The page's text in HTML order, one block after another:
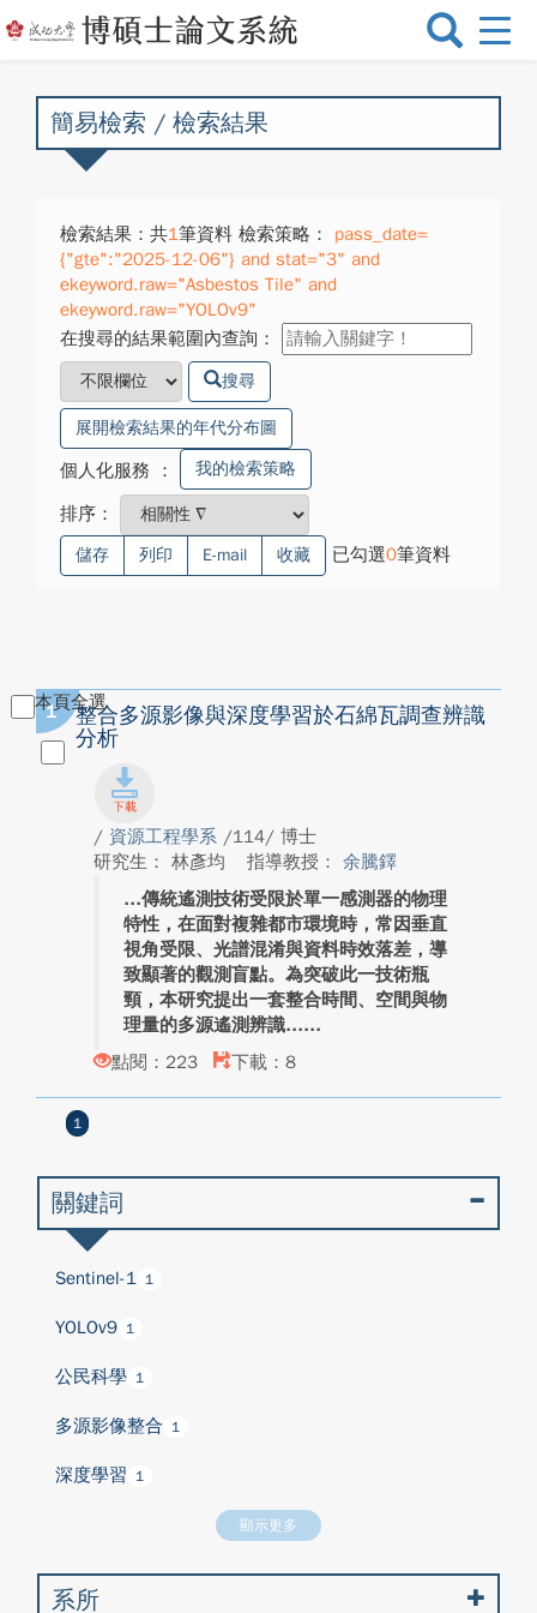
選
換
簡易檢索 / 檢索結果
檢索結果：共1筆資料 檢索策略：
pass_date=
{"gte":"2025-12-06"} and stat="3" and
ekeyword.raw="Asbestos Tile" and
ekeyword.raw="YOLOv9"
在搜尋的結果範圍內查詢：
搜尋
展開檢索結果的年代分布圖
個人化服務 ： 我的檢索策略
排序：
儲存 列印 E-mail 收藏 已勾選0筆資料
本頁全選
1
整合多源影像與深度學習於石綿瓦調查辨識
分析
/ 資源工程學系 /114/ 博士
研究生： 林彥均
指導教授： 余騰鐸
傳統遙測技術受限於單一感測器的物理
特性，在面對複雜都市環境時，常因垂直
視角受限、光譜混淆與資料時效落差，導
致顯著的觀測盲點。為突破此一技術瓶
頸，本研究提出一套整合時間、空間與物
理量的多源遙測辨識...
點閱：223
下載：8
1
關鍵詞
Sentinel-1 1
YOLOv9 1
公民科學 1
多源影像整合 1
深度學習 1
顯示更多
系所